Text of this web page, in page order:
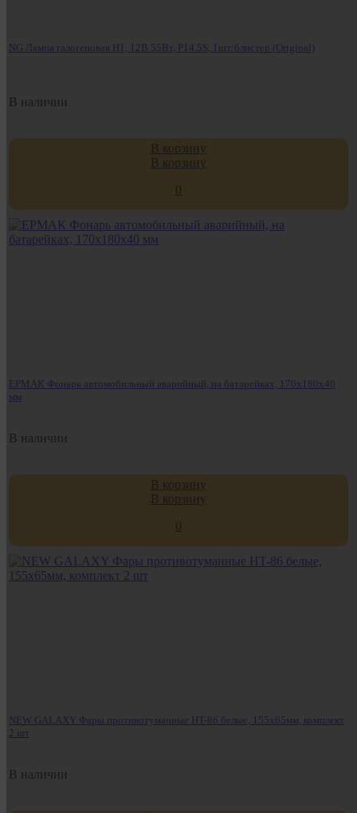
NG Лампа галогеновая H1, 12В 55Вт, P14.5S, 1шт/блистер (Original)
В наличии
В корзину
В корзину
0
ЕРМАК Фонарь автомобильный аварийный, на батарейках, 170x180x40
мм
В наличии
В корзину
В корзину
0
NEW GALAXY Фары противотуманные HT-86 белые, 155х65мм, комплект
2 шт
В наличии